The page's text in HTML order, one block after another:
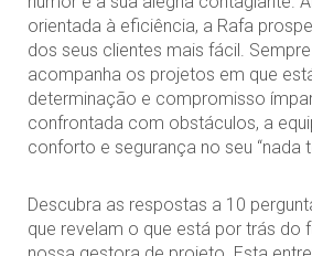
orientada à eficiência, a Rafa
dos seus clientes mais fácil.
acompanha os projetos em que
determinação e compromisso
confrontada com obstáculos, a
conforto e segurança no seu “nada
Descubra as respostas a 10
que revelam o que está por trás do